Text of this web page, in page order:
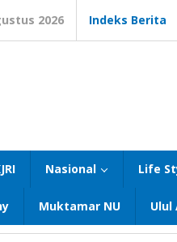
2026 Indeks Berita
Nasional Life
Muktamar NU Ulul